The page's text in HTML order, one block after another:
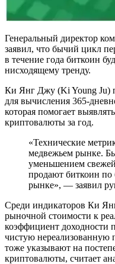
Генеральный директор
заявил, что бычий цикл
в течение года биткоин
нисходящему тренду.
Ки Янг Джу (Ki Young Ju)
для вычисления 365-
которая помогает
криптовалюты за год.
«Технические
медвежьем рынке.
уменьшением
продают биткоин по
рынке», — заявил
Среди индикаторов Ки
рыночной стоимости к
коэффициент доходности
чистую
тоже указывают на
криптовалюты, считает